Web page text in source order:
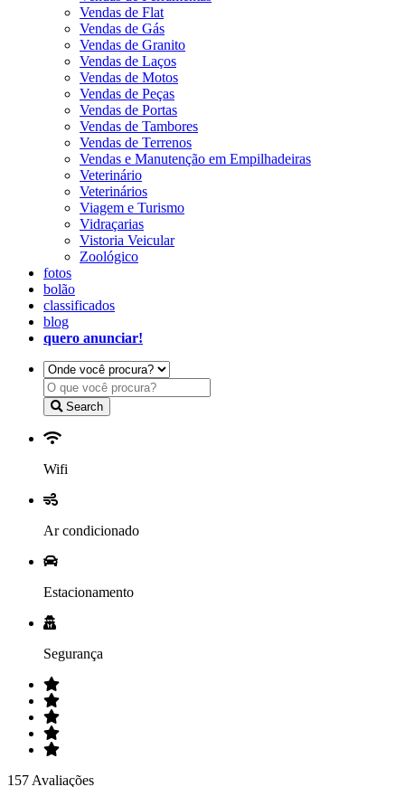
Vendas de Flat
Vendas de Gás
Vendas de Granito
Vendas de Laços
Vendas de Motos
Vendas de Peças
Vendas de Portas
Vendas de Tambores
Vendas de Terrenos
Vendas e Manutenção em Empilhadeiras
Veterinário
Veterinários
Viagem e Turismo
Vidraçarias
Vistoria Veicular
Zoológico
fotos
bolão
classificados
blog
quero anunciar!
Search
Wifi
Ar condicionado
Estacionamento
Segurança
157 Avaliações